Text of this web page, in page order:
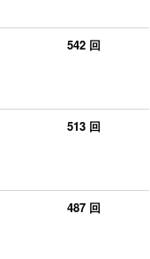
542 回
513 回
487 回